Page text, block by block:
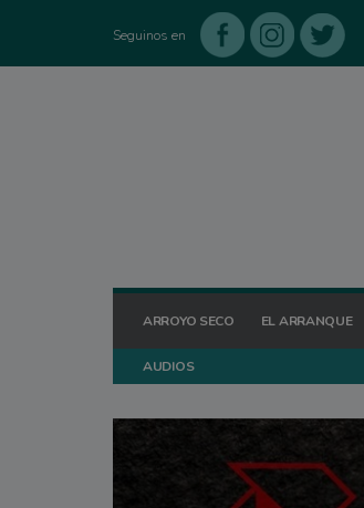
Seguinos en
ARROYO SECO EL ARRANQUE
AUDIOS